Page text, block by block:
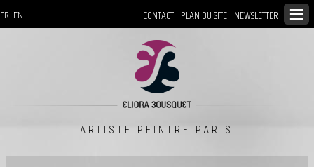
CONTACT PLAN DU SITE NEWSLETTER
FR EN
ARTISTE PEINTRE PARIS